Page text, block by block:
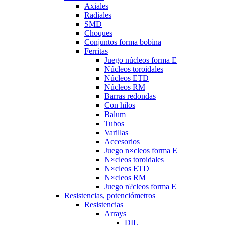
Axiales
Radiales
SMD
Choques
Conjuntos forma bobina
Ferritas
Juego núcleos forma E
Núcleos toroidales
Núcleos ETD
Núcleos RM
Barras redondas
Con hilos
Balum
Tubos
Varillas
Accesorios
Juego n×cleos forma E
N×cleos toroidales
N×cleos ETD
N×cleos RM
Juego n?cleos forma E
Resistencias, potenciómetros
Resistencias
Arrays
DIL